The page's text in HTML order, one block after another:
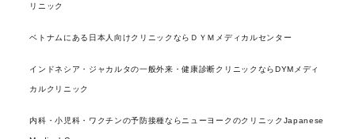
リニック
ベトナムにある日本人向けクリニックならＤＹＭメディカルセンター
インドネシア・ジャカルタの一般外来・健康診断クリニックならDYMメディ
カルクリニック
内科・小児科・ワクチンの予防接種ならニューヨークのクリニックJapanese